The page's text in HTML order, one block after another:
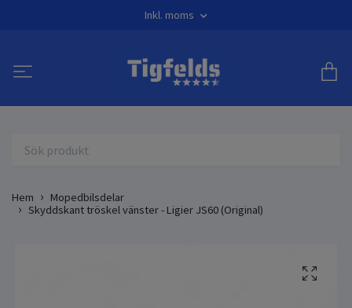
Inkl. moms
Hem
Mopedbilsdelar
Skyddskant tröskel vänster - Ligier JS60 (Original)